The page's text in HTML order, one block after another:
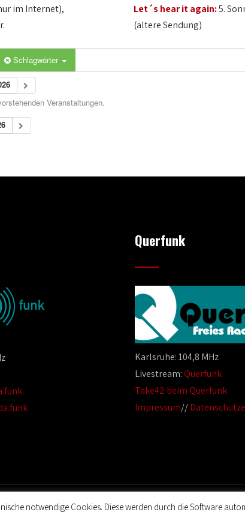
im Internet),
Let´s hear it again:5.
(ältere Sendung)
Schlagwörter
Veranstaltungen.
Querfunk
Karlsruhe: 104,8 MHz
Livestream:Querfunk
Take42 beim Querfunk
Impressum//
notwendige Cookies. Diese werden durch die Software